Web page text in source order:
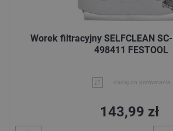
Worek filtracyjny SELFCLEAN
498411 FESTOOL
dodaj do porównania
143,99 zł